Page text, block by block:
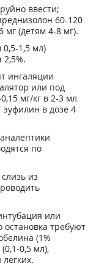
ввести;
60-120
мг (детям 4-8 мг).
1,5 мл)
2,5%.
ингаляции
или под
мг/кг в 2-3 мл
эуфилин в дозе 4
по
из
или
требуют
(1%
0,5 мл),